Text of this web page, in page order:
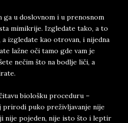
ga u doslovnom i u prenosnom
mimikrije. Izgledate tako, a to
izgledate kao otrovan, i nijedna
lažne oči tamo gde vam je
nečim što na bodlje liči, a
biološku proceduru –
prirodi puko preživljavanje nije
nije pojeden, nije isto što i leptir